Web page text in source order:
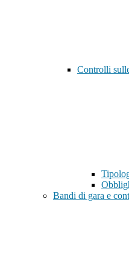
Controlli
Bandi di gara e